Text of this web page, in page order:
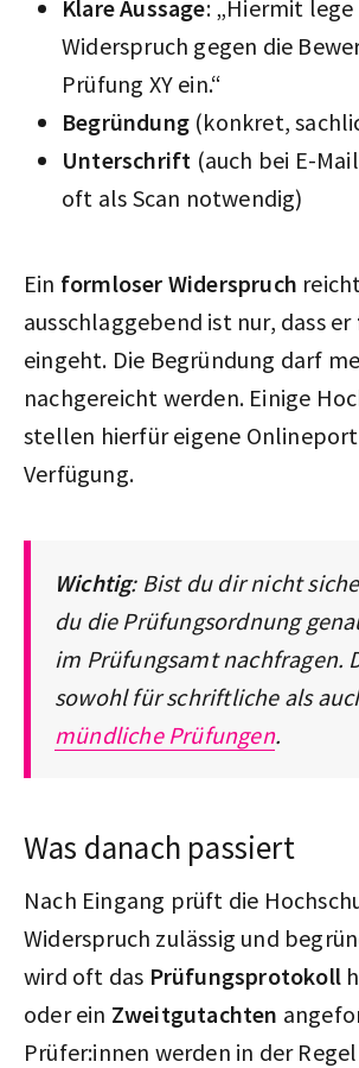
Klare Aussage: „Hiermit lege
Widerspruch gegen die
Prüfung XY ein.“
Begründung (konkret,
Unterschrift (auch bei E-
oft als Scan notwendig)
Ein formloser Widerspruch
ausschlaggebend ist nur, dass er
eingeht. Die Begründung darf
nachgereicht werden. Einige
stellen hierfür eigene
Verfügung.
Wichtig: Bist du dir nicht
du die Prüfungsordnung
im Prüfungsamt nachfragen.
sowohl für schriftliche als
mündliche Prüfungen.
Was danach passiert
Nach Eingang prüft die
Widerspruch zulässig und
wird oft das Prüfungsprotokoll
oder ein Zweitgutachten
Prüfer:innen werden in der